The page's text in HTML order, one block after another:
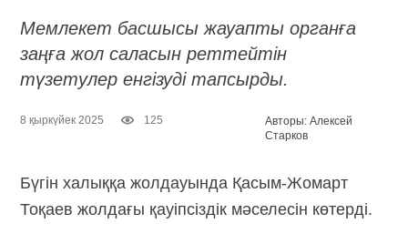
Мемлекет басшысы жауапты органға
заңға жол саласын реттейтін
түзетулер енгізуді тапсырды.
8 қыркүйек 2025 125
Авторы: Алексей
Старков
Бүгін халыққа жолдауында Қасым-Жомарт
Тоқаев жолдағы қауіпсіздік мәселесін көтерді.